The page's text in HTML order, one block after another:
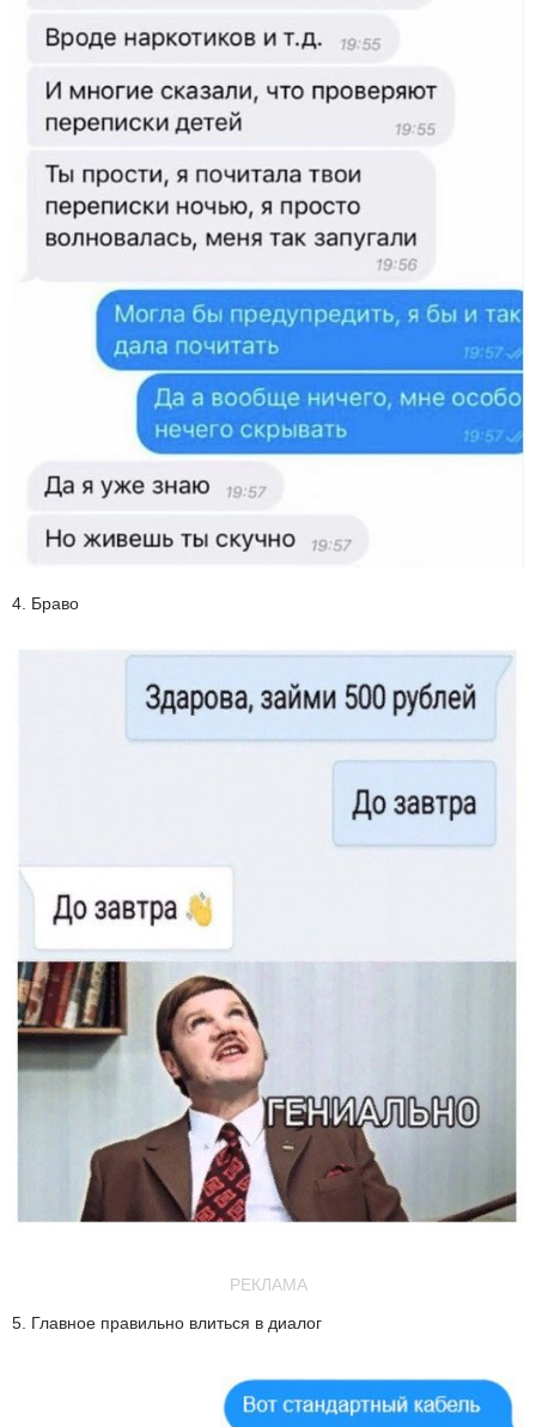
4. Браво
РЕКЛАМА
5. Главное правильно влиться в диалог